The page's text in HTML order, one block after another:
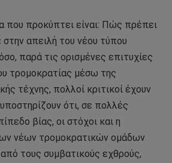
που προκύπτει είναι: Πώς πρέπει
απειλή του νέου τύπου
παρά τις ορισμένες επιτυχίες
τρομοκρατίας μέσω της
τέχνης, πολλοί κριτικοί έχουν
ότι, σε πολλές
βίας, οι στόχοι και η
νέων τρομοκρατικών ομάδων
τους συμβατικούς εχθρούς,